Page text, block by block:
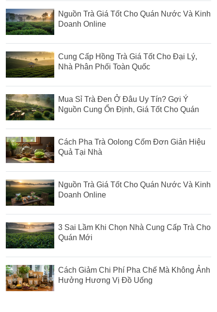
Nguồn Trà Giá Tốt Cho Quán Nước Và Kinh
Doanh Online
Cung Cấp Hồng Trà Giá Tốt Cho Đại Lý,
Nhà Phân Phối Toàn Quốc
Mua Sỉ Trà Đen Ở Đâu Uy Tín? Gợi Ý
Nguồn Cung Ổn Định, Giá Tốt Cho Quán
Cách Pha Trà Oolong Cốm Đơn Giản Hiệu
Quả Tại Nhà
Nguồn Trà Giá Tốt Cho Quán Nước Và Kinh
Doanh Online
3 Sai Lầm Khi Chọn Nhà Cung Cấp Trà Cho
Quán Mới
Cách Giảm Chi Phí Pha Chế Mà Không Ảnh
Hưởng Hương Vị Đồ Uống